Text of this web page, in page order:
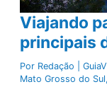
Viajando
principais
Por Redação |
Mato Grosso do Sul,